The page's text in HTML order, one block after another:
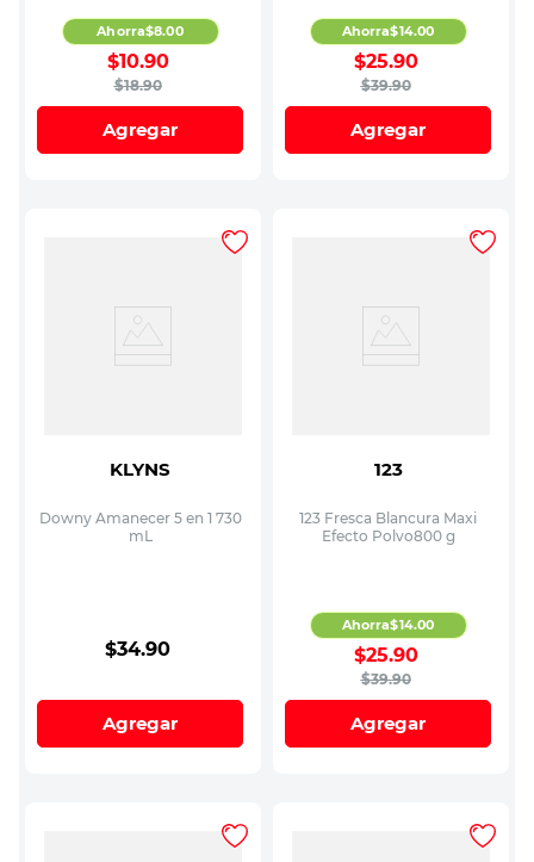
$18.90
$10.90
Ahorra$8.00
Agregar
$39.90
$25.90
Ahorra$14.00
Agregar
KLYNS
Downy Amanecer 5 en 1 730
mL
$34.90
Agregar
123
123 Fresca Blancura Maxi
Efecto Polvo800 g
$39.90
$25.90
Ahorra$14.00
Agregar